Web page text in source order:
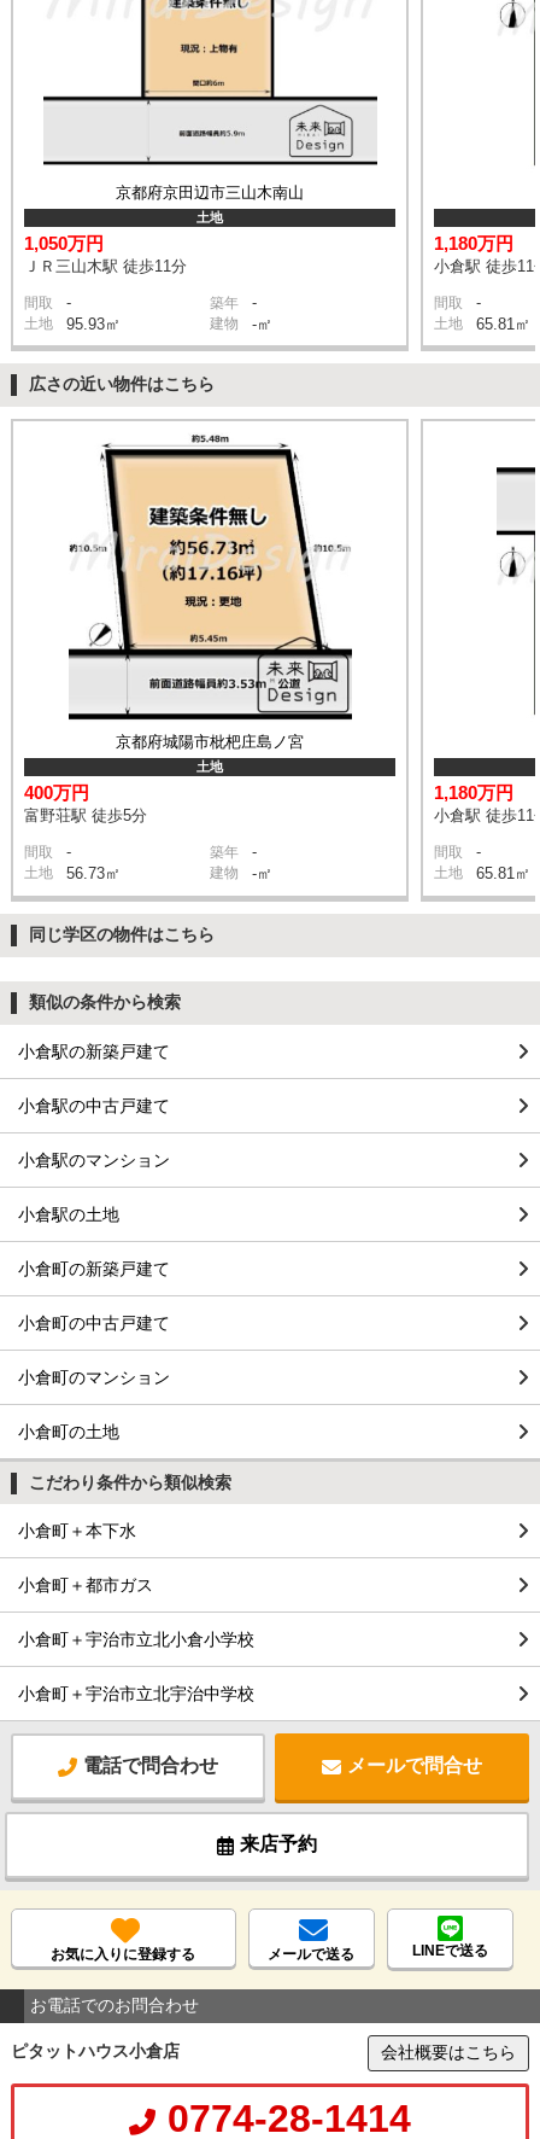
京都府京田辺市三山木南山
土地
1,050万円
ＪＲ三山木駅 徒歩11分
間取 - 築年 -
土地 95.93㎡ 建物 -㎡
1,180万円
小倉駅 徒歩11
間取 -
土地 65.81㎡
広さの近い物件はこちら
京都府城陽市枇杷庄島ノ宮
土地
400万円
富野荘駅 徒歩5分
間取 - 築年 -
土地 56.73㎡ 建物 -㎡
1,180万円
小倉駅 徒歩11
間取 -
土地 65.81㎡
同じ学区の物件はこちら
類似の条件から検索
小倉駅の新築戸建て
小倉駅の中古戸建て
小倉駅のマンション
小倉駅の土地
小倉町の新築戸建て
小倉町の中古戸建て
小倉町のマンション
小倉町の土地
こだわり条件から類似検索
小倉町＋本下水
小倉町＋都市ガス
小倉町＋宇治市立北小倉小学校
小倉町＋宇治市立北宇治中学校
電話で問合わせ メールで問合せ
来店予約
お気に入りに登録する メールで送る LINEで送る
お電話でのお問合わせ
ピタットハウス小倉店 会社概要はこちら
0774-28-1414